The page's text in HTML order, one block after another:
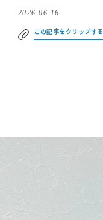
2026.06.16
この記事をクリップする